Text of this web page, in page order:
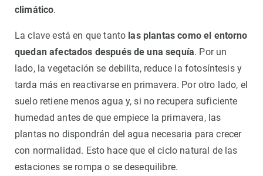
climático.
La clave está en que tanto las plantas como el entorno
quedan afectados después de una sequía. Por un
lado, la vegetación se debilita, reduce la fotosíntesis y
tarda más en reactivarse en primavera. Por otro lado, el
suelo retiene menos agua y, si no recupera suficiente
humedad antes de que empiece la primavera, las
plantas no dispondrán del agua necesaria para crecer
con normalidad. Esto hace que el ciclo natural de las
estaciones se rompa o se desequilibre.